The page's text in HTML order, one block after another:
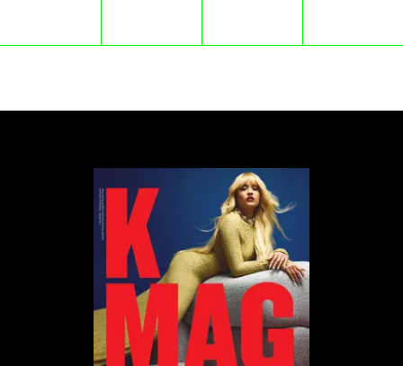
nagrywaniu, publikowaniu lub transmitowaniu na
brutalne, obsceniczne lub szokujące. Sama nazwa
za szkodliwe społecznie, zwłaszcza dla młodych
odbiorców. Skala problemu pozostaje znacząca. Z
raportu „Nastolatki” przygotowanego przez
Naukową i Akademicką Sieć Komputerową –
Państwowy Instytut Badawczy wynika, że w 2024
roku patostreamy oglądało 22 proc. uczniów
starszych klas szkół podstawowych i